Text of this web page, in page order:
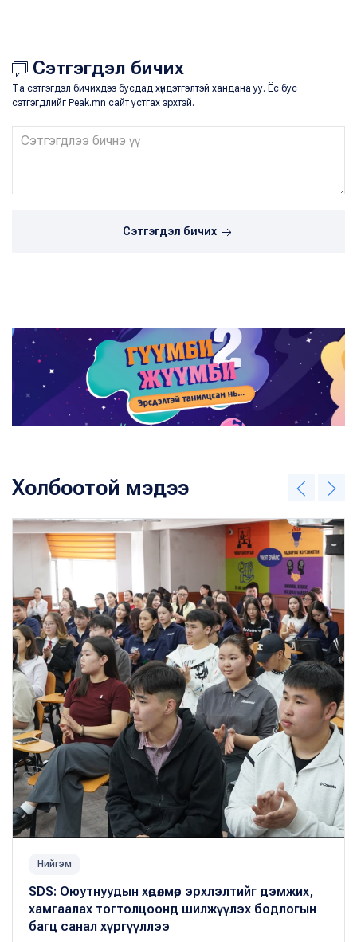
Сэтгэгдэл бичих
Та сэтгэгдэл бичихдээ бусдад хүндэтгэлтэй хандана уу. Ёс бус
сэтгэгдлийг Peak.mn сайт устгах эрхтэй.
Сэтгэгдэл бичих
Холбоотой мэдээ
Нийгэм
SDS: Оюутнуудын хөдөлмөр эрхлэлтийг дэмжих,
хамгаалах тогтолцоонд шилжүүлэх бодлогын
багц санал хүргүүллээ